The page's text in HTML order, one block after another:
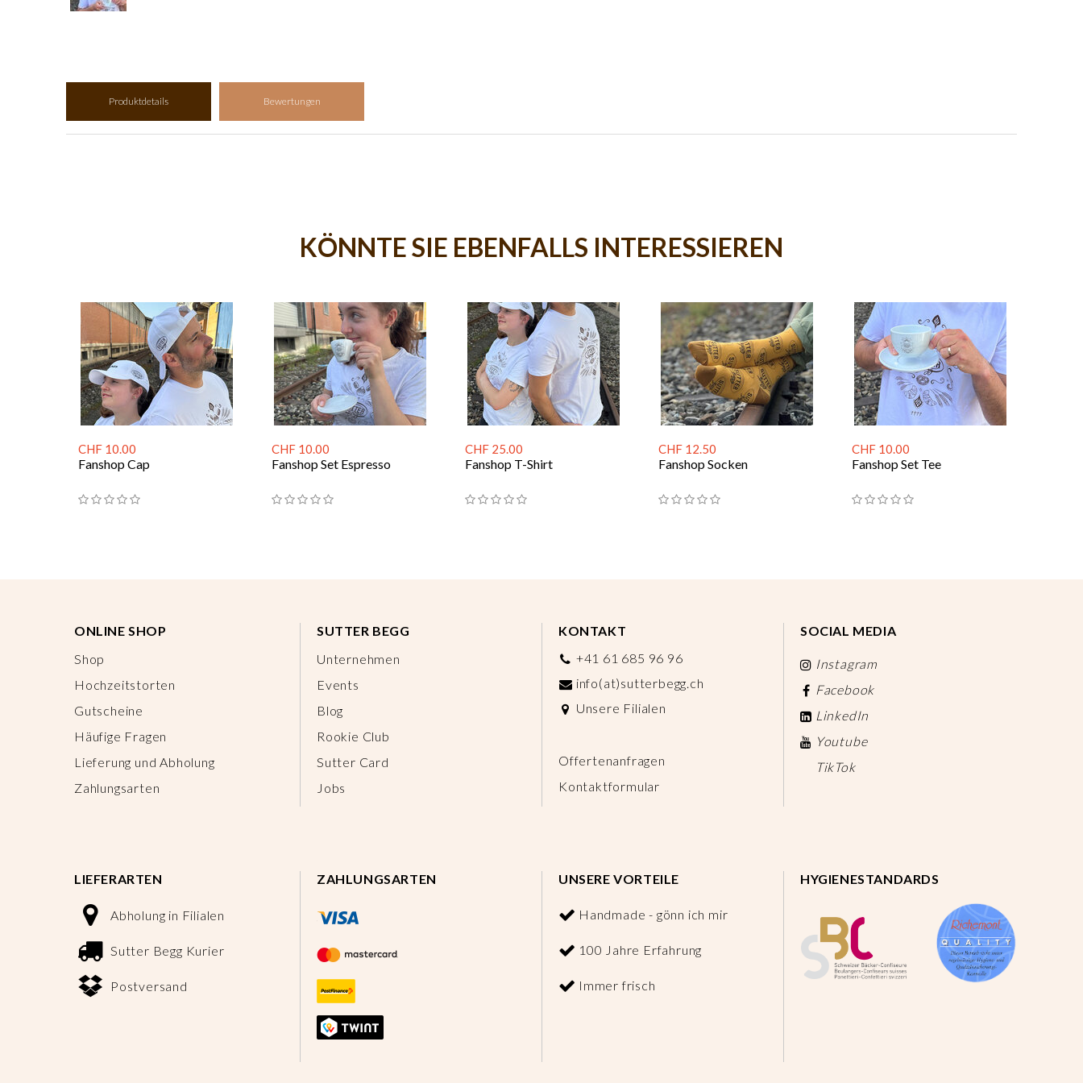
Produktdetails Bewertungen
KÖNNTE SIE EBENFALLS INTERESSIEREN
CHF 10.00
Fanshop Cap
CHF 10.00
Fanshop Set Espresso
CHF 25.00
Fanshop T-Shirt
CHF 12.50
Fanshop Socken
CHF 10.00
Fanshop Set Tee
ONLINE SHOP
Shop
Hochzeitstorten
Gutscheine
Häufige Fragen
Lieferung und Abholung
Zahlungsarten
SUTTER BEGG
Unternehmen
Events
Blog
Rookie Club
Sutter Card
Jobs
KONTAKT
+41 61 685 96 96
info(at)sutterbegg.ch
Unsere Filialen
Offertenanfragen
Kontaktformular
SOCIAL MEDIA
Instagram
Facebook
LinkedIn
Youtube
TikTok
LIEFERARTEN
Abholung in Filialen
Sutter Begg Kurier
Postversand
ZAHLUNGSARTEN UNSERE VORTEILE
Handmade - gönn ich mir
100 Jahre Erfahrung
Immer frisch
HYGIENESTANDARDS